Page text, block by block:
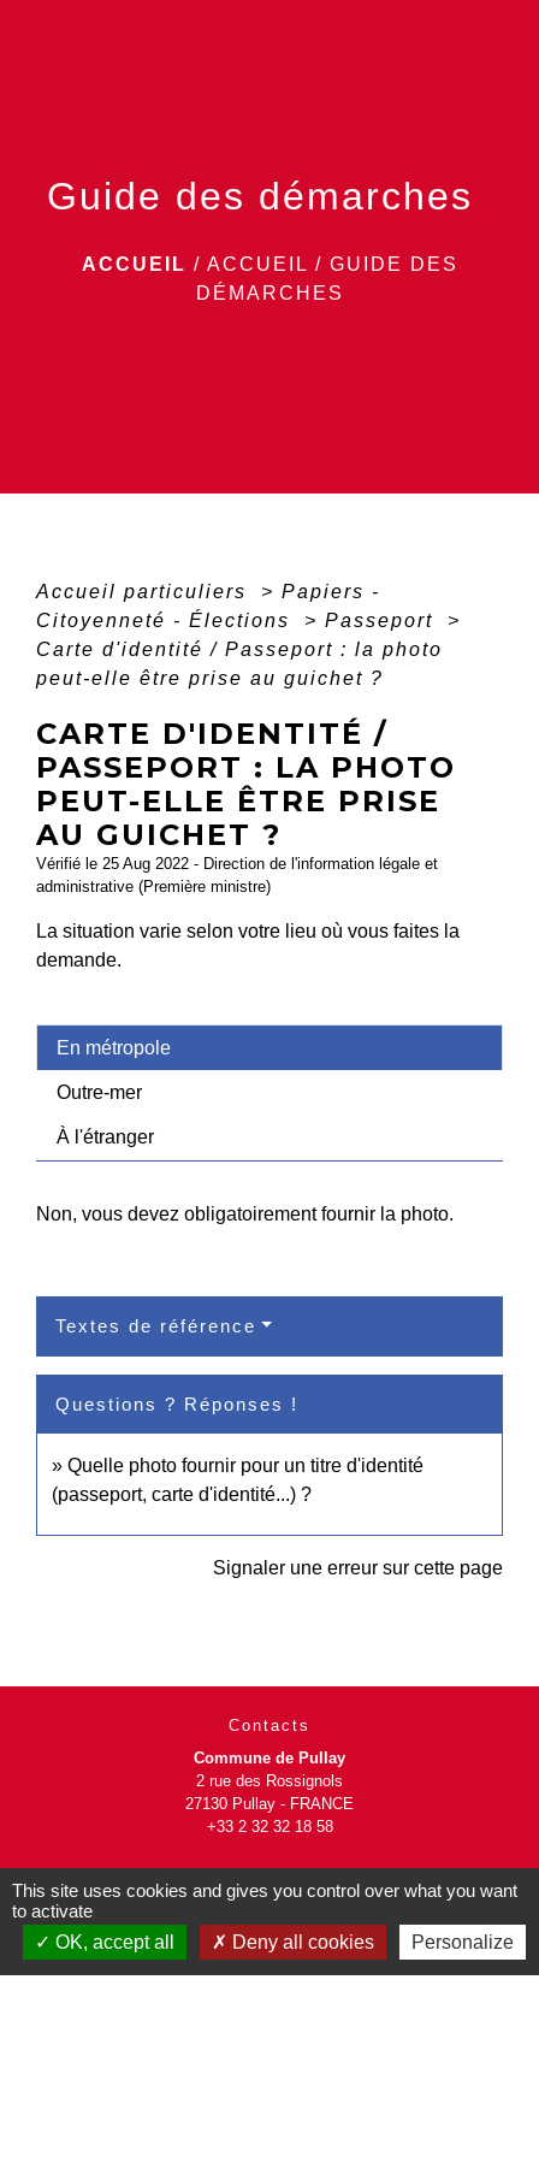
Guide des démarches
ACCUEIL / ACCUEIL / GUIDE DES
DÉMARCHES
Accueil particuliers > Papiers -
Citoyenneté - Élections
> Passeport
>
Carte d'identité / Passeport : la photo
peut-elle être prise au guichet ?
CARTE D'IDENTITÉ /
PASSEPORT : LA PHOTO
PEUT-ELLE ÊTRE PRISE
AU GUICHET ?
Vérifié le 25 Aug 2022 - Direction de l'information légale et
administrative (Première ministre)
La situation varie selon votre lieu où vous faites la
demande.
En métropole
Outre-mer
À l'étranger
Non, vous devez obligatoirement fournir la photo.
Textes de référence
Questions ? Réponses !
Quelle photo fournir pour un titre d'identité
(passeport, carte d'identité...) ?
Signaler une erreur sur cette page
Contacts
Commune de Pullay
2 rue des Rossignols
27130 Pullay - FRANCE
+33 2 32 32 18 58
www.pullay.fr
This site uses cookies and gives you control over what you want
to activate
OK, accept all
Deny all cookies Personalize